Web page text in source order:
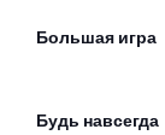
Большая игра
Будь навсегда